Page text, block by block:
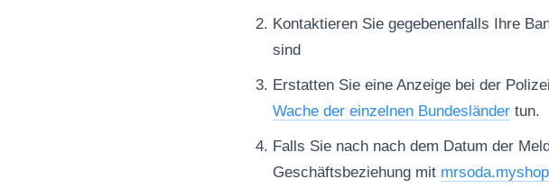
Kontaktieren Sie gegebenenfalls Ihre
sind
Erstatten Sie eine Anzeige bei der
Wache der einzelnen Bundesländer tun.
Falls Sie nach nach dem Datum der
Geschäftsbeziehung mit